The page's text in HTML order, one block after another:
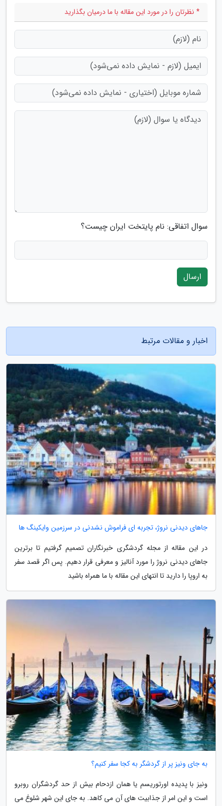
* نظرتان را در مورد این مقاله با ما درمیان بگذارید
سوال اتفاقی: نام پایتخت ایران چیست؟
ارسال
اخبار و مقالات مرتبط
جاهای دیدنی نروژ، تجربه ای فراموش نشدنی در سرزمین وایکینگ ها
در این مقاله از مجله گردشگری خبرنگاران تصمیم گرفتیم تا برترین
جاهای دیدنی نروژ را مورد آنالیز و معرفی قرار دهیم. پس اگر قصد سفر
به اروپا را دارید تا انتهای این مقاله با ما همراه باشید
به جای ونیز پر از گردشگر به کجا سفر کنیم؟
ونیز با پدیده اورتوریسم یا همان ازدحام بیش از حد گردشگران روبرو
است و این امر از جذابیت های آن می کاهد. به جای این شهر شلوغ می